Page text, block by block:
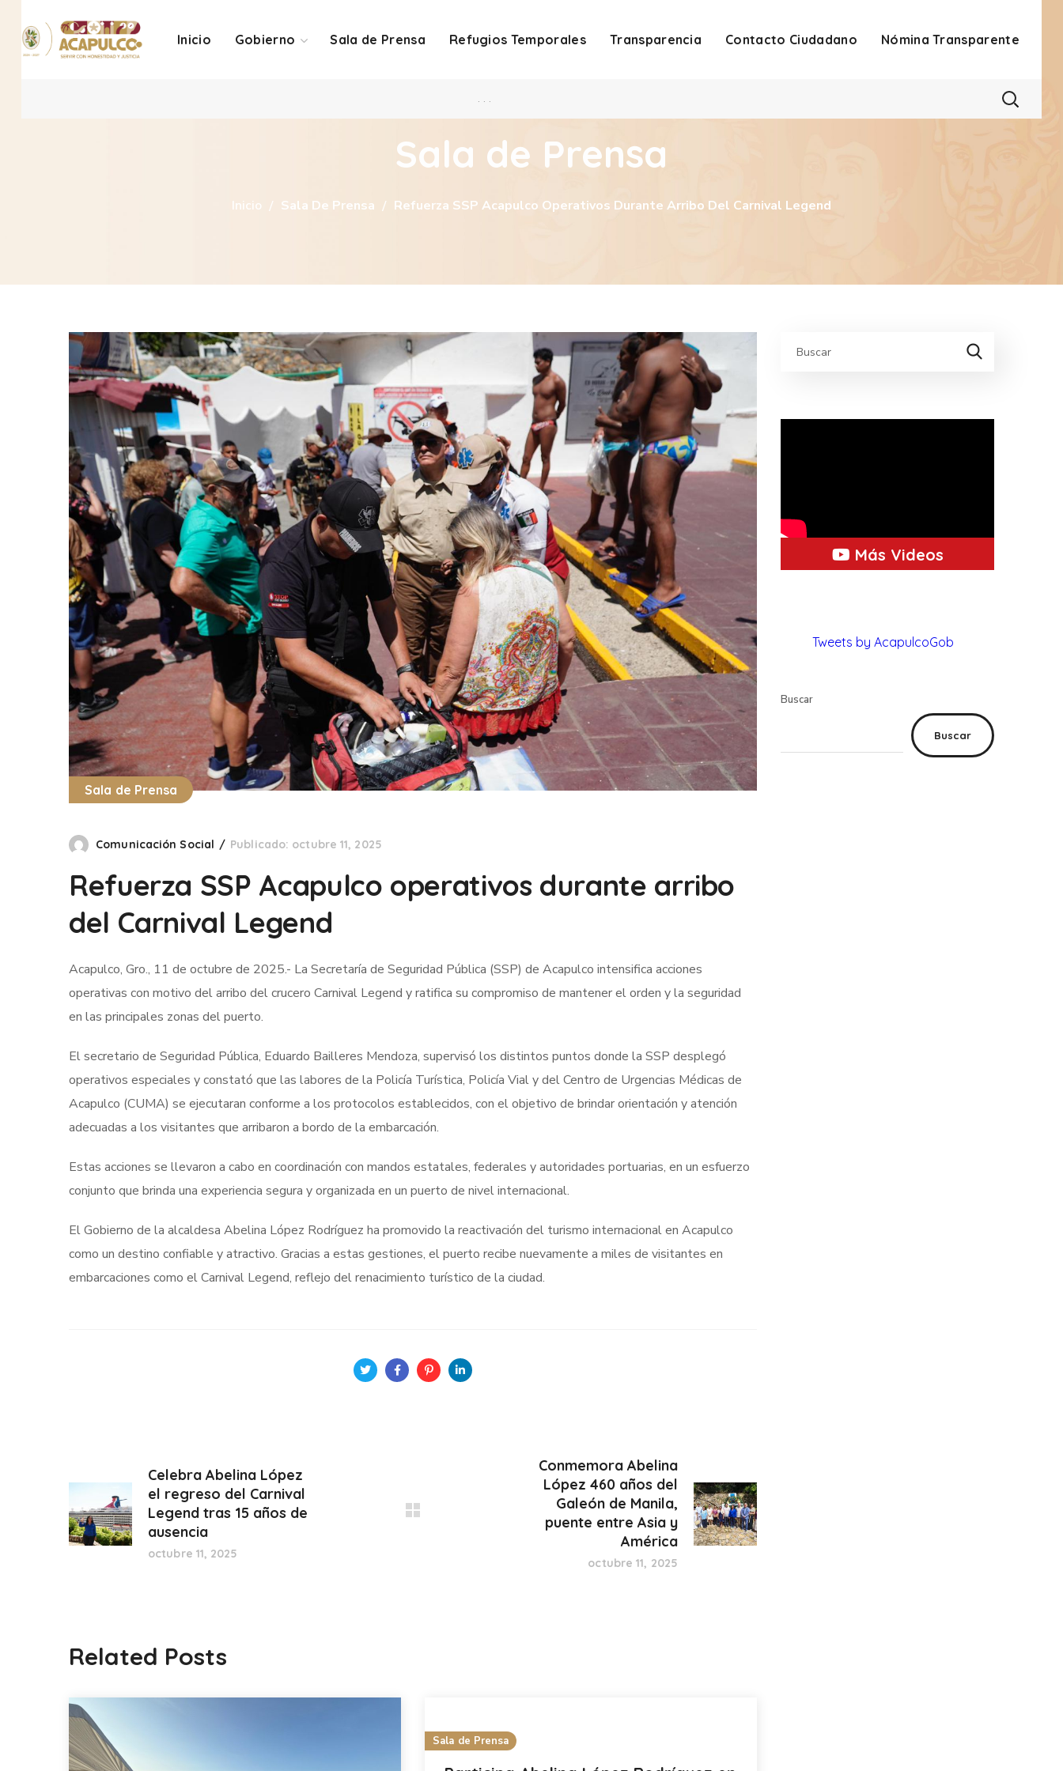
Inicio Gobierno Sala de Prensa Refugios Temporales Transparencia Contacto Ciudadano Nómina Transparente
. . .
Sala de Prensa
Inicio Sala De Prensa Refuerza SSP Acapulco Operativos Durante Arribo Del Carnival Legend
Sala de Prensa
Comunicación Social Publicado: octubre 11, 2025
Refuerza SSP Acapulco operativos durante arribo
del Carnival Legend
Acapulco, Gro., 11 de octubre de 2025.- La Secretaría de Seguridad Pública (SSP) de Acapulco intensifica acciones
operativas con motivo del arribo del crucero Carnival Legend y ratifica su compromiso de mantener el orden y la seguridad
en las principales zonas del puerto.
El secretario de Seguridad Pública, Eduardo Bailleres Mendoza, supervisó los distintos puntos donde la SSP desplegó
operativos especiales y constató que las labores de la Policía Turística, Policía Vial y del Centro de Urgencias Médicas de
Acapulco (CUMA) se ejecutaran conforme a los protocolos establecidos, con el objetivo de brindar orientación y atención
adecuadas a los visitantes que arribaron a bordo de la embarcación.
Estas acciones se llevaron a cabo en coordinación con mandos estatales, federales y autoridades portuarias, en un esfuerzo
conjunto que brinda una experiencia segura y organizada en un puerto de nivel internacional.
El Gobierno de la alcaldesa Abelina López Rodríguez ha promovido la reactivación del turismo internacional en Acapulco
como un destino confiable y atractivo. Gracias a estas gestiones, el puerto recibe nuevamente a miles de visitantes en
embarcaciones como el Carnival Legend, reflejo del renacimiento turístico de la ciudad.
Celebra Abelina López
el regreso del Carnival
Legend tras 15 años de
ausencia
octubre 11, 2025
Conmemora Abelina
López 460 años del
Galeón de Manila,
puente entre Asia y
América
octubre 11, 2025
Related Posts
Sala de Prensa
Más Videos
Tweets by AcapulcoGob
Buscar
Buscar